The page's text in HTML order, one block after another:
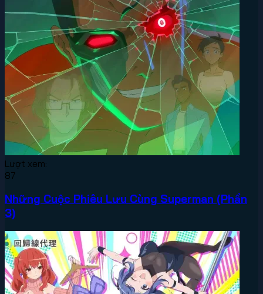
Lượt xem:
87
Những Cuộc Phiêu Lưu Cùng Superman (Phần
3)